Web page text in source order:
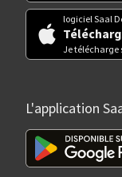
logiciel Saal
Je télécharge
L'application